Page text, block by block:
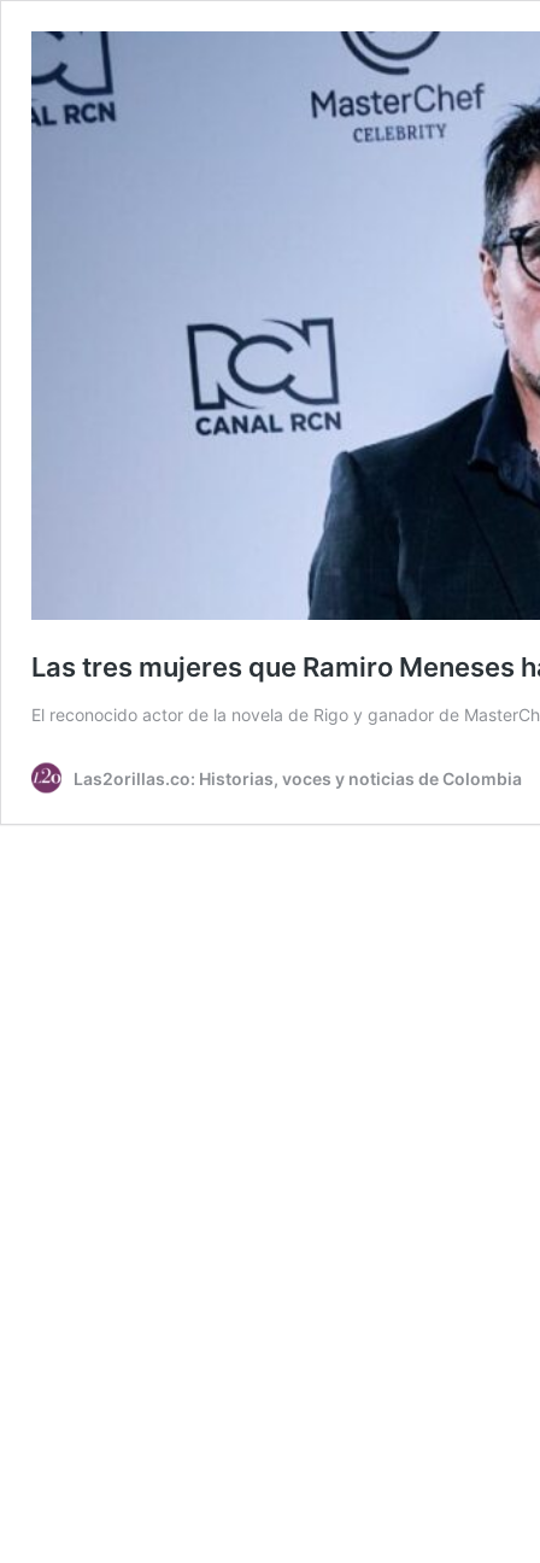
Las tres mujeres que Ramiro Meneses
El reconocido actor de la novela de Rigo y ganador de
Las2orillas.co: Historias, voces y noticias de Colombia